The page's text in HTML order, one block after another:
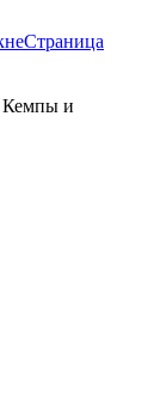
Страница
Кемпы и